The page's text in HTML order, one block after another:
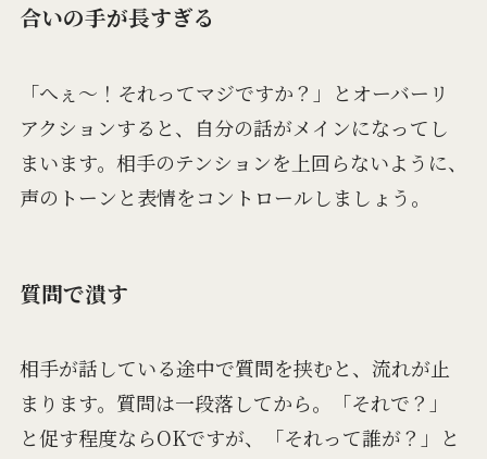
合いの手が長すぎる
「へぇ〜！それってマジですか？」とオーバーリ
アクションすると、自分の話がメインになってし
まいます。相手のテンションを上回らないように、
声のトーンと表情をコントロールしましょう。
質問で潰す
相手が話している途中で質問を挟むと、流れが止
まります。質問は一段落してから。「それで？」
と促す程度ならOKですが、「それって誰が？」と